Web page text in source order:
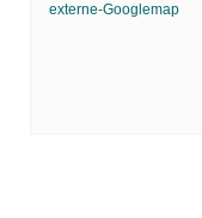
externe-Googlemap